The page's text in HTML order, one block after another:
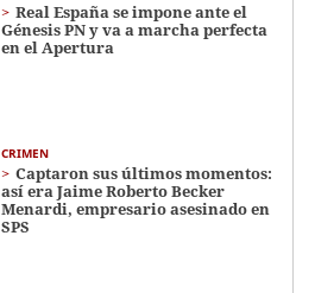
Real España se impone ante el
Génesis PN y va a marcha perfecta
en el Apertura
CRIMEN
Captaron sus últimos momentos:
así era Jaime Roberto Becker
Menardi​​​, empresario asesinado en
SPS